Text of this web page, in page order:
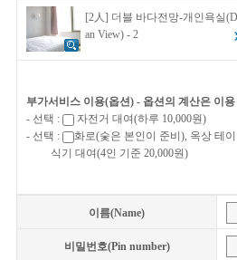
[2人] 더블 바다전망-개인욕실
an View) - 2
부가서비스 이용(옵션) - 옵션의 계산은 이
- 선택 :
자전거 대여(하루 10,000원)
- 선택 :
화로(숯은 본인이 준비), 옥상 테
식기 대여(4인 기준 20,000원)
이름(Name)
비밀번호(Pin number)